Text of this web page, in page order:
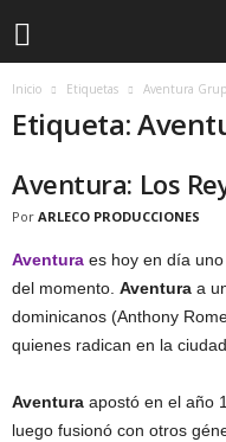
Inicio Etiquetas Aventura
Etiqueta:
Aventura: Los
Por ARLECO PRODUCCIONES
Aventura es hoy en día
del momento. Aventura a
dominicanos (Anthony
quienes radican en la
Aventura apostó en el año
luego fusionó con otros